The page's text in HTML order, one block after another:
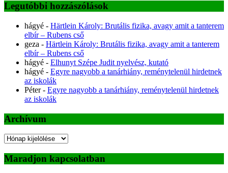
Legutóbbi hozzászólások
hágyé - Härtlein Károly: Brutális fizika, avagy amit a tanterem
elbír – Rubens cső
geza - Härtlein Károly: Brutális fizika, avagy amit a tanterem
elbír – Rubens cső
hágyé - Elhunyt Szépe Judit nyelvész, kutató
hágyé - Egyre nagyobb a tanárhiány, reménytelenül hirdetnek
az iskolák
Péter- Egyre nagyobb a tanárhiány, reménytelenül hirdetnek
az iskolák
Archívum
Archívum
Maradjon kapcsolatban